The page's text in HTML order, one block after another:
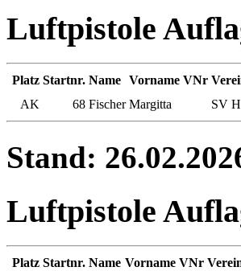
Luftpistole
Platz Startnr. Name Vorname VNr
AK
68 Fischer Margitta SV
Stand:
Luftpistole
Platz Startnr. Name Vorname VNr